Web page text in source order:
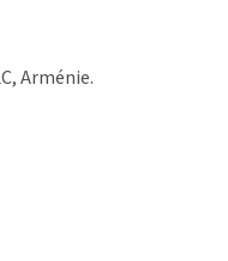
Arménie.